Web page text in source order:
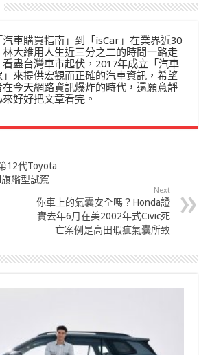
汽車購買指南」到「isCar」在業界近30
林大維用人生近三分之二的時間一路走
看盡台灣車市起伏，2017年成立「汽車
」來提供宏觀而正確的汽車資訊，希望
在今天網路資訊爆炸的時代，還願意靜
好好把文章看完。
12代Toyota
艦型試駕
Next
你車上的氣囊安全嗎？Honda證
實去年6月在美2002年式Civic死
亡案例是高田瑕疵氣囊所致